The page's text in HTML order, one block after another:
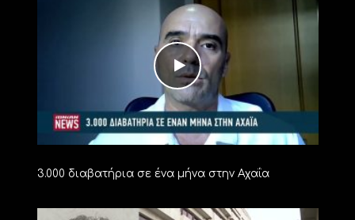
3.000 διαβατήρια σε ένα μήνα στην Αχαΐα